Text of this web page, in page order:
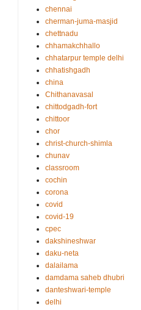
chennai
cherman-juma-masjid
chettnadu
chhamakchhallo
chhatarpur temple delhi
chhatishgadh
china
Chithanavasal
chittodgadh-fort
chittoor
chor
christ-church-shimla
chunav
classroom
cochin
corona
covid
covid-19
cpec
dakshineshwar
daku-neta
dalailama
damdama saheb dhubri
danteshwari-temple
delhi